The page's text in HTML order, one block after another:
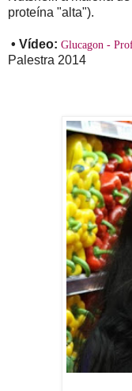
proteína "alta").
• Vídeo: Glucagon -
Palestra 2014